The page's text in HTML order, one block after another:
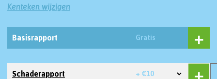
Kenteken wijzigen
Basisrapport Gratis
Schaderapport + €10